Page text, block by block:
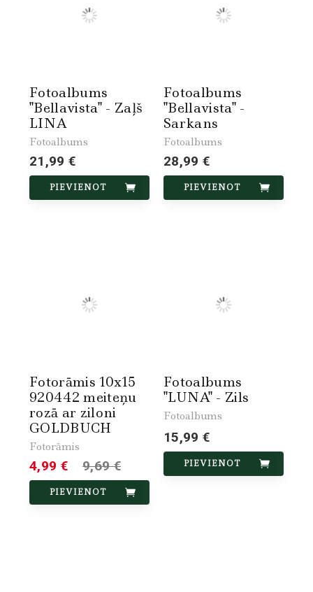
Fotoalbums
"Bellavista" - Zaļš
LINA
Fotoalbums
21,99 €
PIEVIENOT
Fotoalbums
"Bellavista" -
Sarkans
Fotoalbums
28,99 €
PIEVIENOT
Fotorāmis 10x15
920442 meiteņu
rozā ar ziloni
GOLDBUCH
Fotorāmis
4,99 € 9,69 €
PIEVIENOT
Fotoalbums
"LUNA" - Zils
Fotoalbums
15,99 €
PIEVIENOT